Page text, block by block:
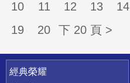
10
11 12 13 14
19
20 下 20 頁 >
快速連結
經典榮耀